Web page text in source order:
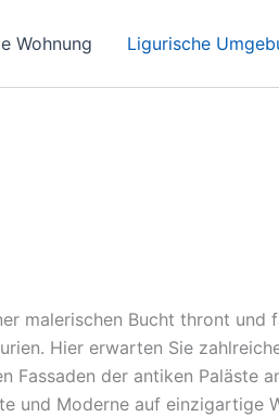
Wohnung Ligurische
malerischen Bucht thront und
Hier erwarten Sie
der antiken Paläste
und Moderne auf einzigartige